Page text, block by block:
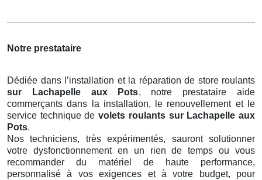
Notre prestataire
Dédiée dans l’installation et la réparation de store roulants
sur Lachapelle aux Pots, notre prestataire aide
commerçants dans la installation, le renouvellement et le
service technique devolets roulants sur Lachapelle aux
Pots.
Nos techniciens, très expérimentés, sauront solutionner
votre dysfonctionnement en un rien de temps ou vous
recommander du matériel de haute performance,
personnalisé à vos exigences et à votre budget, pour